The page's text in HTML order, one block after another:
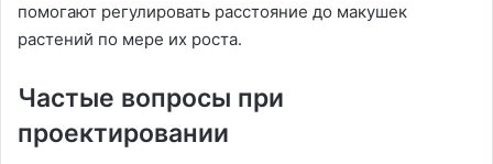
помогают регулировать расстояние до макушек
растений по мере их роста․
Частые вопросы при
проектировании